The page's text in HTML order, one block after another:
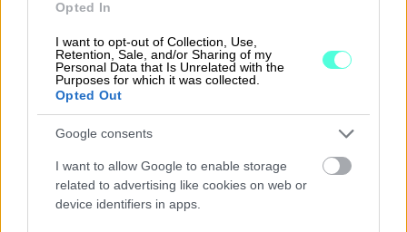
Opted In
I want to opt-out of Collection, Use,
Retention, Sale, and/or Sharing of my
Personal Data that Is Unrelated with the
Purposes for which it was collected.
Opted Out
Google consents
I want to allow Google to enable storage
related to advertising like cookies on web or
device identifiers in apps.
Osakeyhtiölain asettama
pöytäkirjan allekirjoittavat puheenjohtaja
sekä pöytäkirjantarkastaja. Ainoan osakkaan
allekirjoitus on kuitenkin riittävä, jos
kyseessä on yhden osakkaan yhtiö.
Allekirjoittajat antavat omalla puumerkillään
vakuutuksen siitä, että pöytäkirja on laadittu